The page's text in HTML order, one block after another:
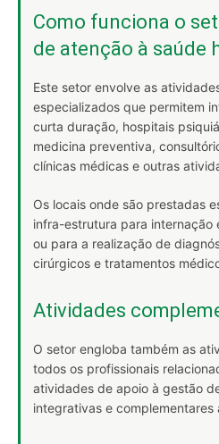
Como funciona o
de atenção à saúde
Este setor envolve as
especializados que permitem
curta duração, hospitais
medicina preventiva,
clínicas médicas e outras
Os locais onde são prestadas
infra-estrutura para internação
ou para a realização de
cirúrgicos e tratamentos
Atividades
O setor engloba também as
todos os profissionais
atividades de apoio à gestão
integrativas e complementares